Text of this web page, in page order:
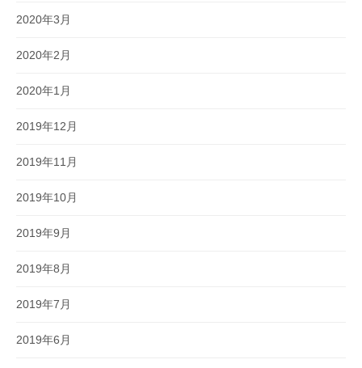
2020年3月
2020年2月
2020年1月
2019年12月
2019年11月
2019年10月
2019年9月
2019年8月
2019年7月
2019年6月